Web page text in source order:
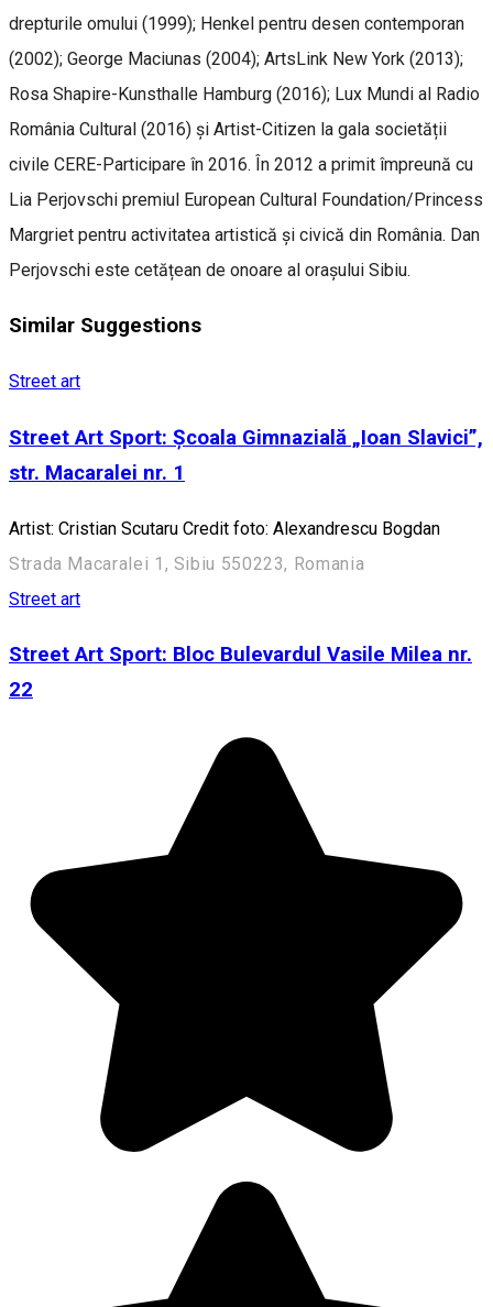
drepturile omului (1999); Henkel pentru desen contemporan
(2002); George Maciunas (2004); ArtsLink New York (2013);
Rosa Shapire-Kunsthalle Hamburg (2016); Lux Mundi al Radio
România Cultural (2016) și Artist-Citizen la gala societății
civile CERE-Participare în 2016. În 2012 a primit împreună cu
Lia Perjovschi premiul European Cultural Foundation/Princess
Margriet pentru activitatea artistică și civică din România. Dan
Perjovschi este cetățean de onoare al orașului Sibiu.
Similar Suggestions
Street art
Street Art Sport: Școala Gimnazială „Ioan Slavici”,
str. Macaralei nr. 1
Artist: Cristian Scutaru Credit foto: Alexandrescu Bogdan
Strada Macaralei 1, Sibiu 550223, Romania
Street art
Street Art Sport: Bloc Bulevardul Vasile Milea nr.
22